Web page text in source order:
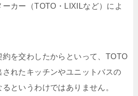
カー（TOTO・LIXILなど）によ
約を交わしたからといって、TOTO
れたキッチンやユニットバスの
というわけではありません。